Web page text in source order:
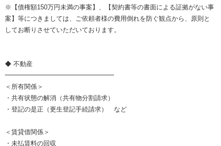
※【債権額150万円未満の事案】、【契約書等の書面による証拠がない事
案】等につきましては、ご依頼者様の費用倒れを防ぐ観点から、原則と
してお断りさせていただいております。
◆ 不動産
━━━━━━━━━━━━━━━━━
＜所有関係＞
・共有状態の解消（共有物分割請求）
・登記の是正（更生登記手続請求） など
＜賃貸借関係＞
・未払賃料の回収